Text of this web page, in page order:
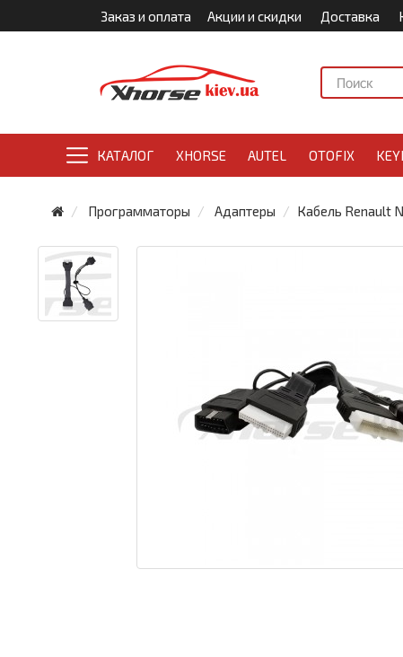
Заказ и оплата Акции и скидки Доставка
КАТАЛОГ XHORSE AUTEL OTOFIX
Программаторы Адаптеры Кабель Renault